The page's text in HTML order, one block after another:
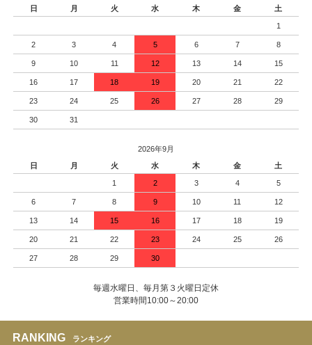
日
月 火 水 木 金 土
1
2 3 4 5 6 7 8
9 10 11 12 13 14 15
16 17 18 19 20 21 22
23 24 25 26 27 28 29
30 31
2026年9月
日
月 火 水 木 金 土
1 2 3 4 5
6 7 8 9 10 11 12
13 14 15 16 17 18 19
20 21 22 23 24 25 26
27 28 29 30
毎週水曜日、毎月第３火曜日定休
営業時間10:00～20:00
RANKING ランキング